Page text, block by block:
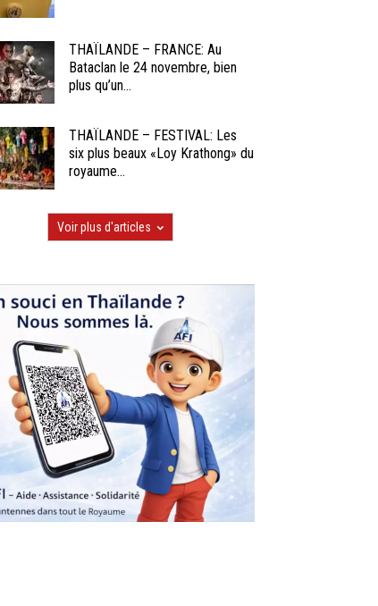
THAÏLANDE – FRANCE: Au
Bataclan le 24 novembre, bien
plus qu’un...
THAÏLANDE – FESTIVAL: Les
six plus beaux «Loy Krathong» du
royaume...
Voir plus d'articles